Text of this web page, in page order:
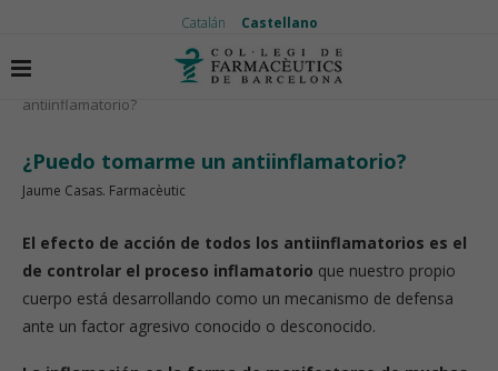
Catalán Castellano
Inicio El medicamento
¿Puedo tomarme un
antiinflamatorio?
¿Puedo tomarme un antiinflamatorio?
Jaume Casas. Farmacèutic
El efecto de acción de todos los antiinflamatorios es el
de controlar el proceso inflamatorio que nuestro propio
cuerpo está desarrollando como un mecanismo de defensa
ante un factor agresivo conocido o desconocido.